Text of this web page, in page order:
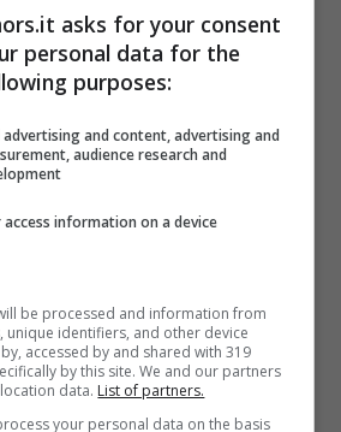
Lopez hanno messo in vendita la
facendo aumentare le voci sulla
– ascoli.cityrumors.it
della casa
12 camere da letto, 24
tipo di comfort. C’è
che può contenere 12
che conta 80 veicoli.
asks for your consent
personal data for the
purposes:
advertising and content, advertising and
audience research and
information on a device
be processed and information from
unique identifiers, and other device
accessed by and shared with 319
by this site. We and our partners
data. List of partners.
your personal data on the basis